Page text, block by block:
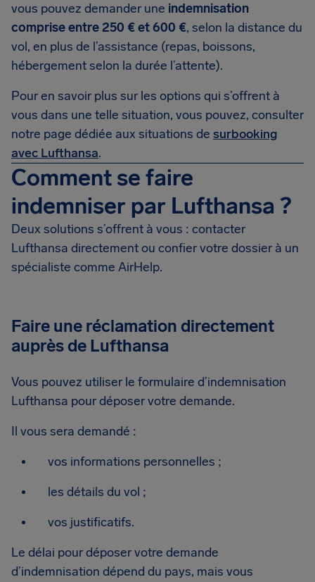
vous pouvez demander une indemnisation
comprise entre 250 € et 600 €, selon la distance du
vol, en plus de l’assistance (repas, boissons,
hébergement selon la durée l’attente).
Pour en savoir plus sur les options qui s’offrent à
vous dans une telle situation, vous pouvez, consulter
notre page dédiée aux situations de surbooking
avec Lufthansa.
Comment se faire
indemniser par Lufthansa ?
Deux solutions s’offrent à vous : contacter
Lufthansa directement ou confier votre dossier à un
spécialiste comme AirHelp.
Faire une réclamation directement
auprès de Lufthansa
Vous pouvez utiliser le formulaire d’indemnisation
Lufthansa pour déposer votre demande.
Il vous sera demandé :
vos informations personnelles ;
les détails du vol ;
vos justificatifs.
Le délai pour déposer votre demande
d’indemnisation dépend du pays, mais vous